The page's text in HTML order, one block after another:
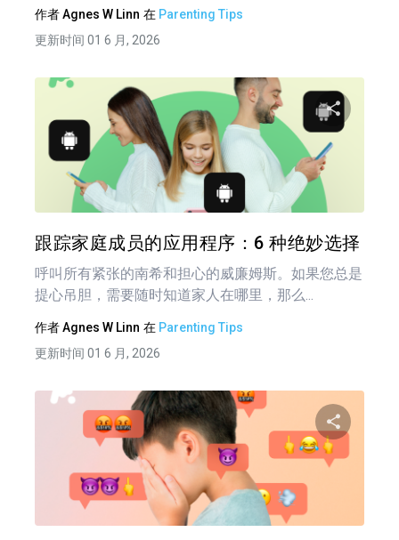
作者Agnes W Linn 在 Parenting Tips
更新时间 01 6 月, 2026
跟踪家庭成员的应用程序：6 种绝妙选择
呼叫所有紧张的南希和担心的威廉姆斯。如果您总是
提心吊胆，需要随时知道家人在哪里，那么...
作者Agnes W Linn 在 Parenting Tips
更新时间 01 6 月, 2026